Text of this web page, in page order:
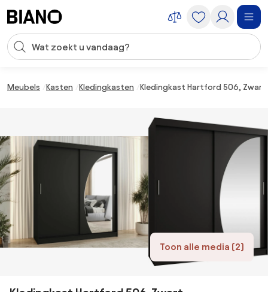
Zoekopdracht invoeren
Meubels Kasten Kledingkasten Kledingkast Hartford 506,
Toon alle media (2)